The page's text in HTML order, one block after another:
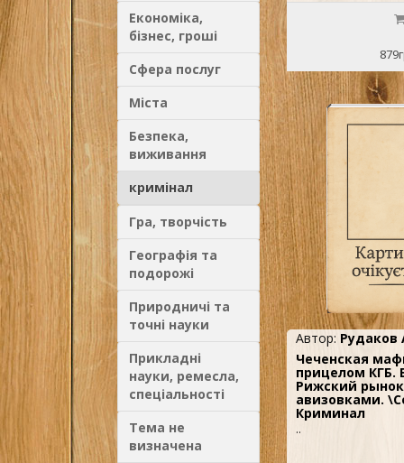
Економіка,
бізнес, гроші
Сфера послуг
Міста
Безпека,
виживання
кримінал
Гра, творчість
Географія та
подорожі
Природничі та
точні науки
Прикладні
науки, ремесла,
спеціальності
Тема не
визначена
Автор: Рудаков
Чеченская
прицелом КГБ.
Рижский
авизовками.
Криминал
..